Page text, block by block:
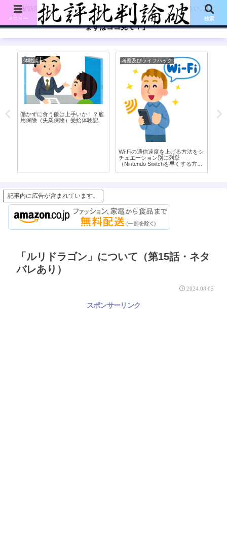
【初訪問の方は、下記の「まずはココ見て!」ボタンをご覧ください。】
「まずはココ見て！」
体験談
働かずに食う飯は上手いか！？雇
用保険（失業保険）受給体験記
考察及びライフハック
Wi-Fiの通信速度を上げる方法をシ
チュエーション別に列挙
（Nintendo Switchを早くする方法
「
記事内に広告が含まれています。
「ルリドラゴン」について（第15話・ネタ
バレあり）
2024.08.05
スポンサーリンク
メニュー 検索